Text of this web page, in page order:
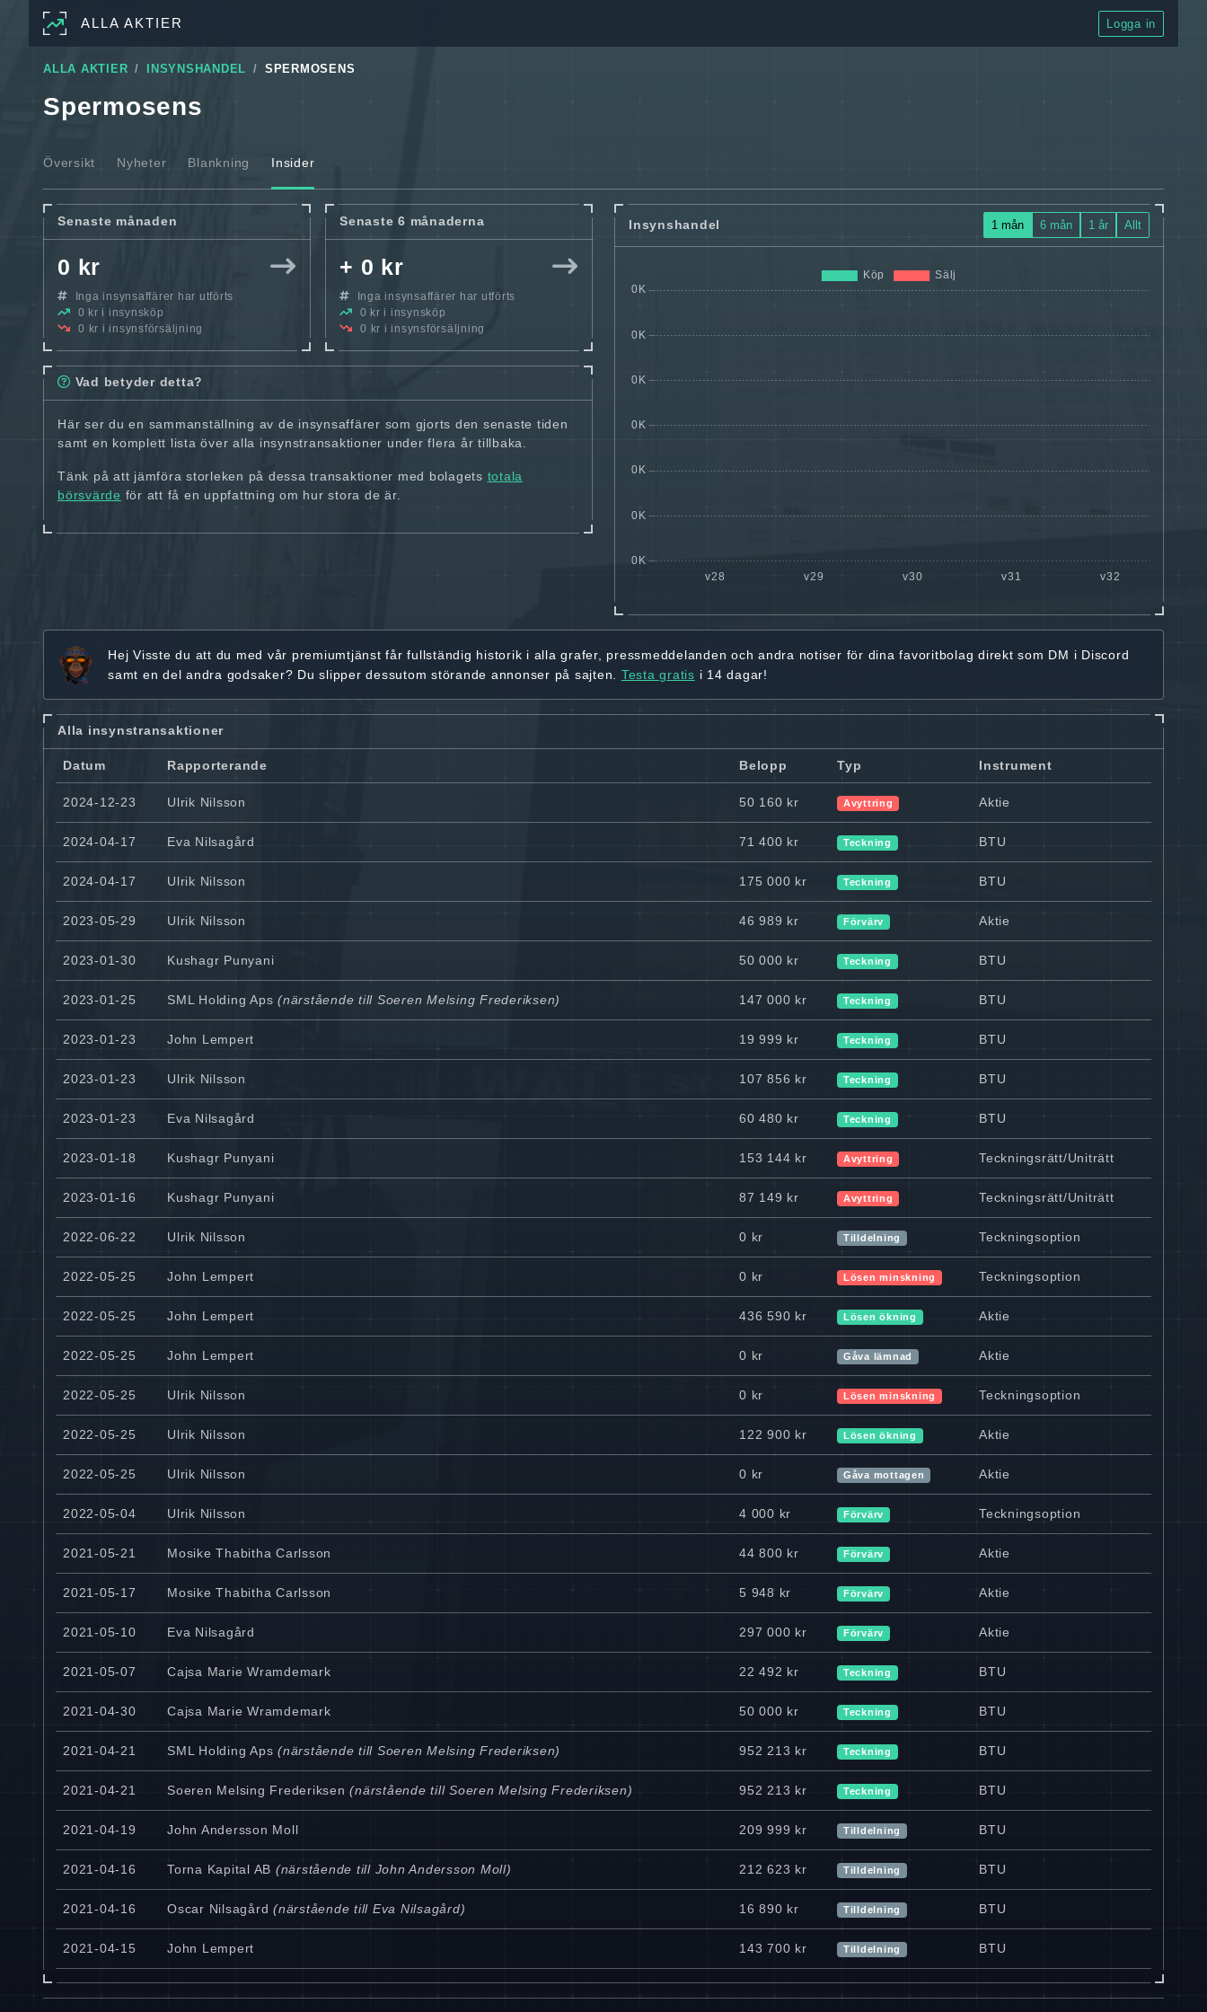
ALLA AKTIER Logga in
ALLA AKTIER INSYNSHANDEL SPERMOSENS
Spermosens
Översikt Nyheter Blankning Insider
Senaste månaden
0 kr
Inga insynsaffärer har utförts
0 kr i insynsköp
0 kr i insynsförsäljning
Senaste 6 månaderna
+ 0 kr
Inga insynsaffärer har utförts
0 kr i insynsköp
0 kr i insynsförsäljning
Vad betyder detta?
Här ser du en sammanställning av de insynsaffärer som gjorts den senaste tiden
samt en komplett lista över alla insynstransaktioner under flera år tillbaka.
Tänk på att jämföra storleken på dessa transaktioner med bolagets totala
börsvärde för att få en uppfattning om hur stora de är.
Insynshandel 1 mån 6 mån 1 år Allt
Hej Visste du att du med vår premiumtjänst fårfullständig historik i alla grafer, pressmeddelanden och andra notiser för dina favoritbolag direkt som DM i Discord
samt en del andra godsaker? Du slipper dessutom störande annonser på sajten. Testa gratis i 14 dagar!
Alla insynstransaktioner
Datum Rapporterande Belopp Typ Instrument
2024-12-23 Ulrik Nilsson 50 160 kr Avyttring Aktie
2024-04-17 Eva Nilsagård 71 400 kr Teckning BTU
2024-04-17 Ulrik Nilsson 175 000 kr Teckning BTU
2023-05-29 Ulrik Nilsson 46 989 kr Förvärv Aktie
2023-01-30 Kushagr Punyani 50 000 kr Teckning BTU
2023-01-25 SML Holding Aps (närstående till Soeren Melsing Frederiksen) 147 000 kr Teckning BTU
2023-01-23 John Lempert 19 999 kr Teckning BTU
2023-01-23 Ulrik Nilsson 107 856 kr Teckning BTU
2023-01-23 Eva Nilsagård 60 480 kr Teckning BTU
2023-01-18 Kushagr Punyani 153 144 kr Avyttring Teckningsrätt/Uniträtt
2023-01-16 Kushagr Punyani 87 149 kr Avyttring Teckningsrätt/Uniträtt
2022-06-22 Ulrik Nilsson 0 kr Tilldelning Teckningsoption
2022-05-25 John Lempert 0 kr Lösen minskning Teckningsoption
2022-05-25 John Lempert 436 590 kr Lösen ökning Aktie
2022-05-25 John Lempert 0 kr Gåva lämnad Aktie
2022-05-25 Ulrik Nilsson 0 kr Lösen minskning Teckningsoption
2022-05-25 Ulrik Nilsson 122 900 kr Lösen ökning Aktie
2022-05-25 Ulrik Nilsson 0 kr Gåva mottagen Aktie
2022-05-04 Ulrik Nilsson 4 000 kr Förvärv Teckningsoption
2021-05-21 Mosike Thabitha Carlsson 44 800 kr Förvärv Aktie
2021-05-17 Mosike Thabitha Carlsson 5 948 kr Förvärv Aktie
2021-05-10 Eva Nilsagård 297 000 kr Förvärv Aktie
2021-05-07 Cajsa Marie Wramdemark 22 492 kr Teckning BTU
2021-04-30 Cajsa Marie Wramdemark 50 000 kr Teckning BTU
2021-04-21 SML Holding Aps (närstående till Soeren Melsing Frederiksen) 952 213 kr Teckning BTU
2021-04-21 Soeren Melsing Frederiksen (närstående till Soeren Melsing Frederiksen) 952 213 kr Teckning BTU
2021-04-19 John Andersson Moll 209 999 kr Tilldelning BTU
2021-04-16 Torna Kapital AB (närstående till John Andersson Moll) 212 623 kr Tilldelning BTU
2021-04-16 Oscar Nilsagård (närstående till Eva Nilsagård) 16 890 kr Tilldelning BTU
2021-04-15 John Lempert 143 700 kr Tilldelning BTU